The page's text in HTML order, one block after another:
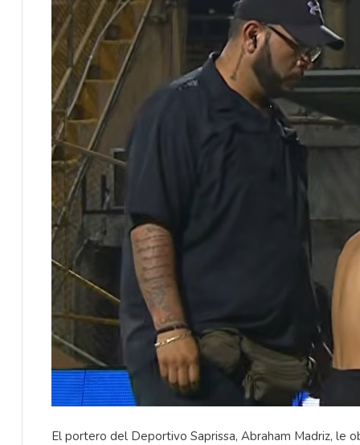
El portero del Deportivo Saprissa, Abraham Madriz, le